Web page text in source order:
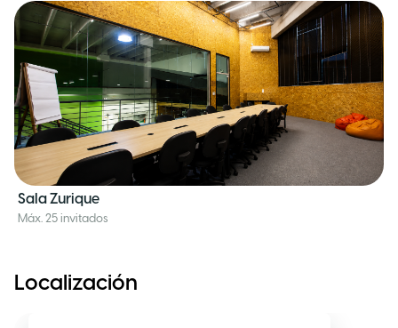
Sala Zurique
Máx. 25 invitados
Localización